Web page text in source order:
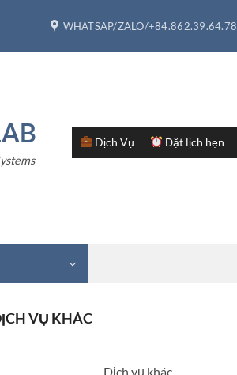
WHATSAP/ZALO/+84.862.39.64.78
Dịch Vụ Đặt lịch hẹn
VỤ KHÁC
Dịch vụ khác